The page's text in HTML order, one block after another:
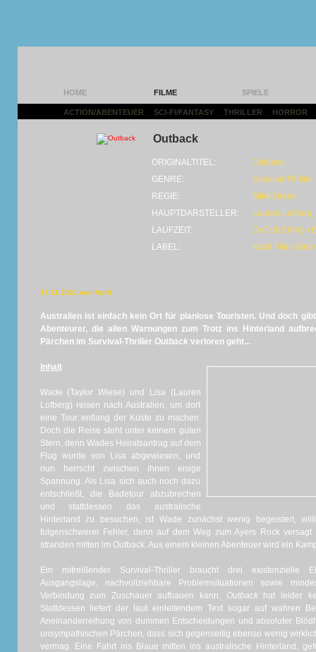
HOME FILME SPIELE
ACTION/ABENTEUER SCI-FI/FANTASY THRILLER HORROR
Outback
ORIGINALTITEL:
Outback
GENRE:
Survival-Thriller
REGIE:
Mike Green
HAUPTDARSTELLER:
Lauren Lofberg
LAUFZEIT:
DVD (82 Min) •
LABEL:
Koch Films
17.11.2021 von MarS
Australien ist einfach kein Ort für planlose Touristen. Und doch
Abenteurer, die allen Warnungen zum Trotz ins Hinterland
Pärchen im Survival-Thriller Outback verloren geht...
Inhalt
Wade (Taylor Wiese) und Lisa (Lauren
Lofberg) reisen nach Australien, um dort
eine Tour entlang der Küste zu machen.
Doch die Reise steht unter keinem guten
Stern, denn Wades Heiratsantrag auf dem
Flug wurde von Lisa abgewiesen, und
nun herrscht zwischen ihnen eisige
Spannung. Als Lisa sich auch noch dazu
entschließt, die Badetour abzubrechen
und stattdessen das australische
Hinterland zu besuchen, ist Wade zunächst wenig begeistert,
folgenschwerer Fehler, denn auf dem Weg zum Ayers Rock
stranden mitten im Outback. Aus einem kleinen Abenteuer wird ein
Ein mitreißender Survival-Thriller braucht drei existenzielle
Ausgangslage, nachvollziehbare Problemsituationen sowie
Verbindung zum Zuschauer aufbauen kann. Outbackhat leider
Stattdessen liefert der laut einleitendem Text sogar auf wahren
Aneinanderreihung von dummen Entscheidungen und absoluter
unsympathischen Pärchen, dass sich gegenseitig ebenso wenig
vermag. Eine Fahrt ins Blaue mitten ins australische Hinterland,